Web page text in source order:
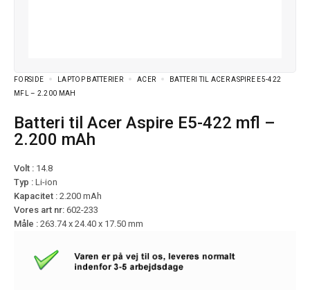
FORSIDE LAPTOP BATTERIER ACER
BATTERI TIL ACER ASPIRE E5-422
MFL – 2.200 MAH
Batteri til Acer Aspire E5-422 mfl –
2.200 mAh
Volt : 14.8
Typ : Li-ion
Kapacitet : 2.200 mAh
Vores art nr: 602-233
Måle : 263.74 x 24.40 x 17.50 mm